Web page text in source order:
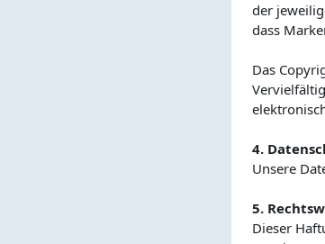
der
dass
Das
4.
Unsere
5.
Dieser